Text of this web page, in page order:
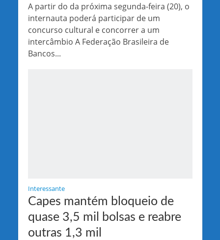
A partir do da próxima segunda-feira (20), o
internauta poderá participar de um
concurso cultural e concorrer a um
intercâmbio A Federação Brasileira de
Bancos...
Interessante
Capes mantém bloqueio de
quase 3,5 mil bolsas e reabre
outras 1,3 mil